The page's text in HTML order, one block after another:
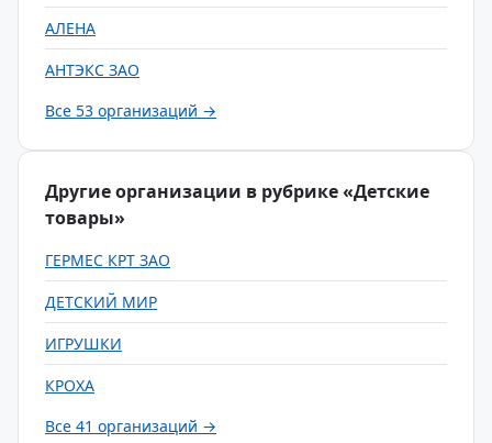
АЛЕНА
АНТЭКС ЗАО
Все 53 организаций →
Другие организации в рубрике «Детские
товары»
ГЕРМЕС КРТ ЗАО
ДЕТСКИЙ МИР
ИГРУШКИ
КРОХА
Все 41 организаций →